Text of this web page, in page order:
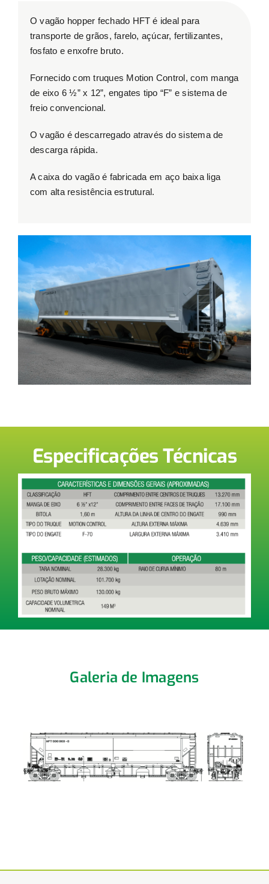
ESG
Contato
Trabalhe conosco
Search
for:
O vagão hopper fechado HFT é ideal para
transporte de grãos, farelo, açúcar, fertilizantes,
fosfato e enxofre bruto.
Fornecido com truques Motion Control, com manga
de eixo 6 ½” x 12”, engates tipo “F” e sistema de
freio convencional.
O vagão é descarregado através do sistema de
descarga rápida.
A caixa do vagão é fabricada em aço baixa liga
com alta resistência estrutural.
Especificações Técnicas
Galeria de Imagens